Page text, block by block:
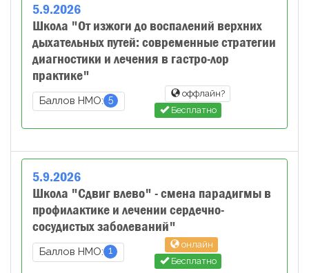
5.9.2026
Школа "От изжоги до воспалений верхних
дыхательных путей: современные стратегии
диагностики и лечения в гастро-лор
практике"
Баллов НМО: 5
оффлайн?
Бесплатно
5.9.2026
Школа "Сдвиг влево" - смена парадигмы в
профилактике и лечении сердечно-
сосудистых заболеваний"
Баллов НМО: 1
онлайн
Бесплатно